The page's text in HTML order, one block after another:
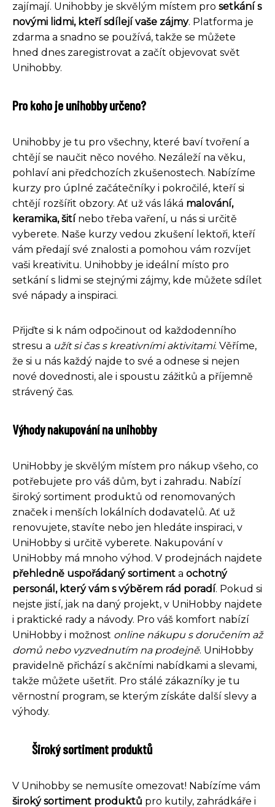
zajímají. Unihobby je skvělým místem pro setkání s
novými lidmi, kteří sdílejí vaše zájmy. Platforma je
zdarma a snadno se používá, takže se můžete
hned dnes zaregistrovat a začít objevovat svět
Unihobby.
Pro koho je unihobby určeno?
Unihobby je tu pro všechny, které baví tvoření a
chtějí se naučit něco nového. Nezáleží na věku,
pohlaví ani předchozích zkušenostech. Nabízíme
kurzy pro úplné začátečníky i pokročilé, kteří si
chtějí rozšířit obzory. Ať už vás láká malování,
keramika, šitínebo třeba vaření, u nás si určitě
vyberete. Naše kurzy vedou zkušení lektoři, kteří
vám předají své znalosti a pomohou vám rozvíjet
vaši kreativitu. Unihobby je ideální místo pro
setkání s lidmi se stejnými zájmy, kde můžete sdílet
své nápady a inspiraci.
Přijďte si k nám odpočinout od každodenního
stresu a užít si čas s kreativními aktivitami. Věříme,
že si u nás každý najde to své a odnese si nejen
nové dovednosti, ale i spoustu zážitků a příjemně
strávený čas.
Výhody nakupování na unihobby
UniHobby je skvělým místem pro nákup všeho, co
potřebujete pro váš dům, byt i zahradu. Nabízí
široký sortiment produktů od renomovaných
značek i menších lokálních dodavatelů. Ať už
renovujete, stavíte nebo jen hledáte inspiraci, v
UniHobby si určitě vyberete. Nakupování v
UniHobby má mnoho výhod. V prodejnách najdete
přehledně uspořádaný sortiment a ochotný
personál, který vám s výběrem rád poradí. Pokud si
nejste jistí, jak na daný projekt, v UniHobby najdete
i praktické rady a návody. Pro váš komfort nabízí
UniHobby i možnost online nákupu s doručením až
domů nebo vyzvednutím na prodejně. UniHobby
pravidelně přichází s akčními nabídkami a slevami,
takže můžete ušetřit. Pro stálé zákazníky je tu
věrnostní program, se kterým získáte další slevy a
výhody.
Široký sortiment produktů
V Unihobby se nemusíte omezovat! Nabízíme vám
široký sortiment produktů pro kutily, zahrádkáře i